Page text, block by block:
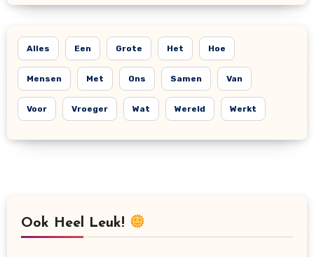
Alles Een Grote Het Hoe
Mensen Met Ons Samen Van
Voor Vroeger Wat Wereld Werkt
Ook Heel Leuk!